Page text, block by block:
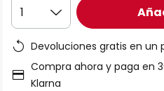
1
Devoluciones gratis en un
Compra ahora y paga en
Klarna